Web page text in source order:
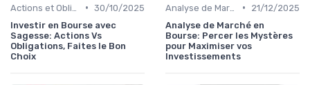
• 30/10/2025
Investir en Bourse avec
Sagesse: Actions Vs
Obligations, Faites le Bon
Choix
•
21/12/2025
Analyse de Marché en
Bourse: Percer les Mystères
pour Maximiser vos
Investissements